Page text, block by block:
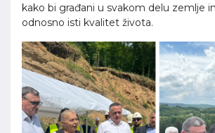
kako bi građani u svakom delu zemlje
odnosno isti kvalitet života.